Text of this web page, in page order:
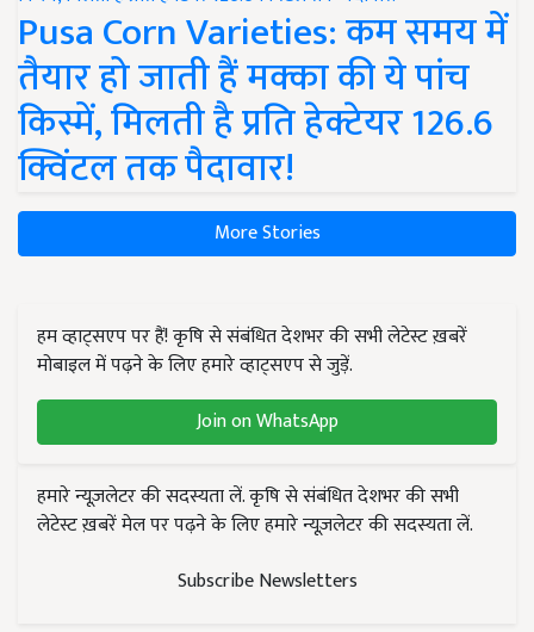
Pusa Corn Varieties: कम समय में
तैयार हो जाती हैं मक्का की ये पांच
किस्में, मिलती है प्रति हेक्टेयर 126.6
क्विंटल तक पैदावार!
More Stories
हम व्हाट्सएप पर हैं! कृषि से संबंधित देशभर की सभी लेटेस्ट ख़बरें
मोबाइल में पढ़ने के लिए हमारे व्हाट्सएप से जुड़ें.
Join on WhatsApp
हमारे न्यूज़लेटर की सदस्यता लें. कृषि से संबंधित देशभर की सभी
लेटेस्ट ख़बरें मेल पर पढ़ने के लिए हमारे न्यूज़लेटर की सदस्यता लें.
Subscribe Newsletters